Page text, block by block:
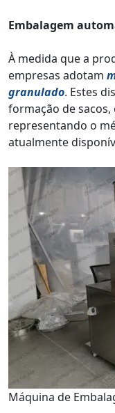
Embalagem
À medida que a
empresas adotam
granulado. Estes
formação de
representando o
atualmente
Máquina de